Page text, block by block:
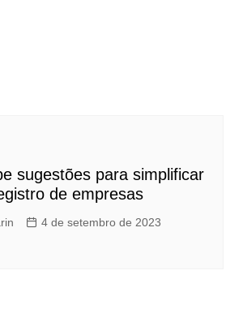
sugestões para simplificar
de empresas
4 de setembro de 2023